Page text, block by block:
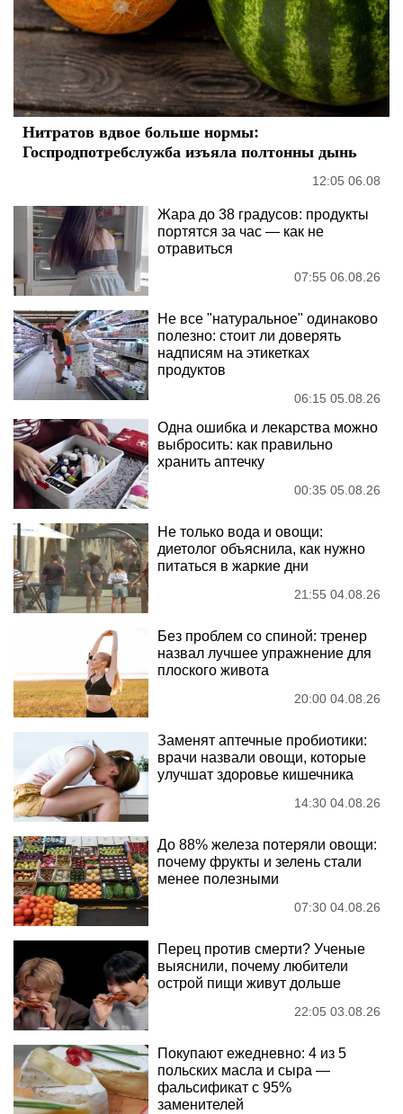
Нитратов вдвое больше нормы:
Госпродпотребслужба изъяла полтонны дынь
12:05 06.08
Жара до 38 градусов: продукты
портятся за час — как не
отравиться
07:55 06.08.26
Не все "натуральное" одинаково
полезно: стоит ли доверять
надписям на этикетках
продуктов
06:15 05.08.26
Одна ошибка и лекарства можно
выбросить: как правильно
хранить аптечку
00:35 05.08.26
Не только вода и овощи:
диетолог объяснила, как нужно
питаться в жаркие дни
21:55 04.08.26
Без проблем со спиной: тренер
назвал лучшее упражнение для
плоского живота
20:00 04.08.26
Заменят аптечные пробиотики:
врачи назвали овощи, которые
улучшат здоровье кишечника
14:30 04.08.26
До 88% железа потеряли овощи:
почему фрукты и зелень стали
менее полезными
07:30 04.08.26
Перец против смерти? Ученые
выяснили, почему любители
острой пищи живут дольше
22:05 03.08.26
Покупают ежедневно: 4 из 5
польских масла и сыра —
фальсификат с 95%
заменителей